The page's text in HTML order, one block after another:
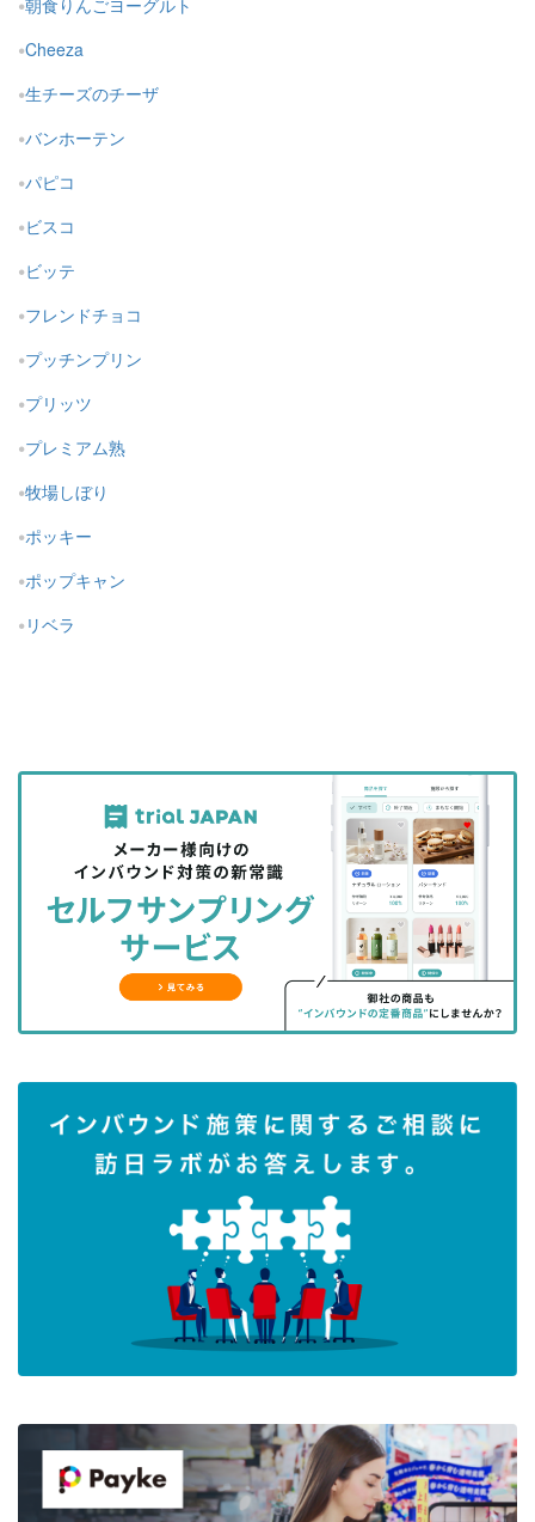
朝食りんごヨーグルト
Cheeza
生チーズのチーザ
バンホーテン
パピコ
ビスコ
ビッテ
フレンドチョコ
プッチンプリン
プリッツ
プレミアム熟
牧場しぼり
ポッキー
ポップキャン
リベラ